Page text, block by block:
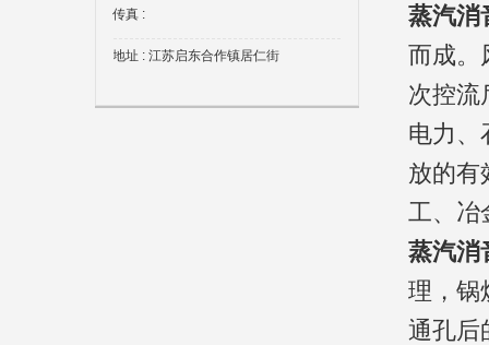
传真 :
地址 : 江苏启东合作镇居仁街
蒸汽消
而成。
次控流
电力、
放的有
工、冶
蒸汽消
理，锅
通孔后